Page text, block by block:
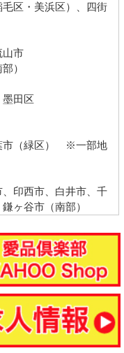
区・美浜区）、四街
市
）
田区
市（緑区） ※一部地
印西市、白井市、千
ヶ谷市（南部）